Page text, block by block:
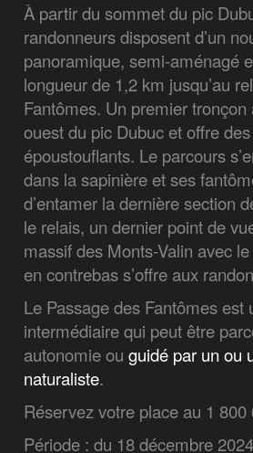
À partir du sommet du pic
randonneurs disposent d’un
panoramique, semi-aménagé
longueur de 1,2 km jusqu’au
Fantômes. Un premier
ouest du pic Dubuc et offre
époustouflants. Le parcours
dans la sapinière et ses
d’entamer la dernière section
le relais, un dernier point de
massif des Monts-Valin avec
en contrebas s’offre aux
Le Passage des Fantômes est
intermédiaire qui peut être
autonomie ouguidé par un ou
naturaliste.
Réservez votre place au 1 800
Période : du 18 décembre